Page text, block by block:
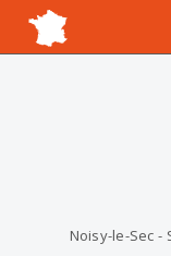
Noisy-le-Sec -